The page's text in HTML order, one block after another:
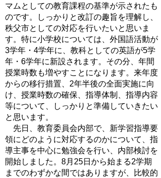
マムとしての教育課程の基準が示されたも
のです。しっかりと改訂の趣旨を理解し、
秩父市としての対応を行いたいと思いま
す。特に小学校については、外国語活動が
3学年・4学年に、教科としての英語が5学
年・6学年に新設されます。その分、年間
授業時数も増やすことになります。来年度
からの移行措置、2年半後の全面実施に向
け、授業時数の確保、指導体制、指導内容
等について、しっかりと準備していきたい
と思います。
先日、教育委員会内部で、新学習指導要
領にどのように対応するのかについて、指
導主事を中心に勉強会を行い、内部検討を
開始しました。8月25日から始まる2学期
までのわずかな間ではありますが、比較的